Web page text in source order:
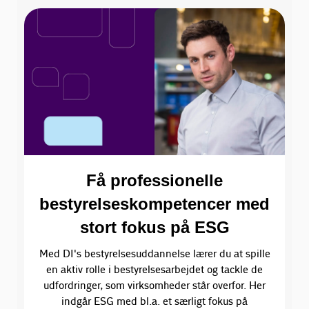
Få professionelle
bestyrelseskompetencer med
stort fokus på ESG
Med DI's bestyrelsesuddannelse lærer du at spille
en aktiv rolle i bestyrelsesarbejdet og tackle de
udfordringer, som virksomheder står overfor. Her
indgår ESG med bl.a. et særligt fokus på